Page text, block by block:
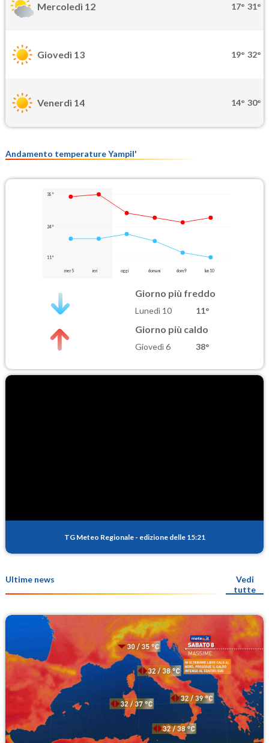
Mercoledì 12 17° 31°
Giovedì 13 19° 32°
Venerdì 14 14° 30°
Andamento temperature Yampil'
38°
24°
11°
mer 5 ieri oggi domani dom 9 lun 10
Giorno più freddo
Lunedì 10 11°
Giorno più caldo
Giovedì 6 38°
TG Meteo Regionale - edizione delle 15:21
Ultime news
Vedi
tutte